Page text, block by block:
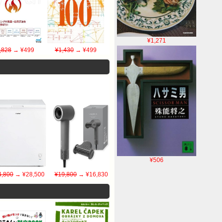
¥1,271
¥506
→ ¥499 ¥1,430→ ¥499
→ ¥28,500 ¥19,800 → ¥16,830